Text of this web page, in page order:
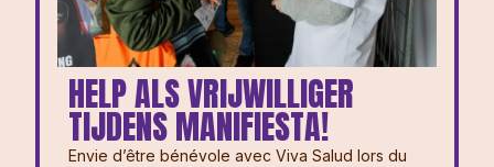
HELP ALS VRIJWILLIGER
TIJDENS MANIFIESTA!
Envie d’être bénévole avec Viva Salud lors du